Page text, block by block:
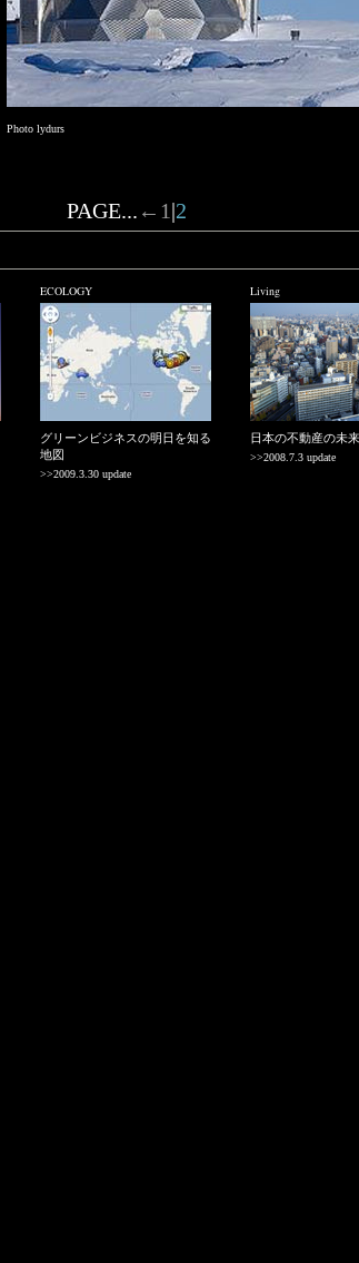
Photo lydurs
PAGE... ← 1 |2
ECOLOGY
グリーンビジネスの明日を知る
地図
>>2009.3.30 update
Living
日本の不動産の未来
>>2008.7.3 update